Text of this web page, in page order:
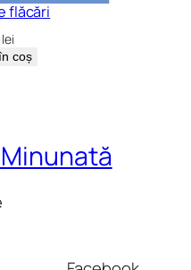
flăcări
lei
coș